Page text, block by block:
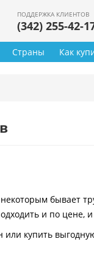
ПОДДЕРЖКА КЛИЕНТОВ
(342) 255-42-
Страны Как
бывает
и по цене,
купить